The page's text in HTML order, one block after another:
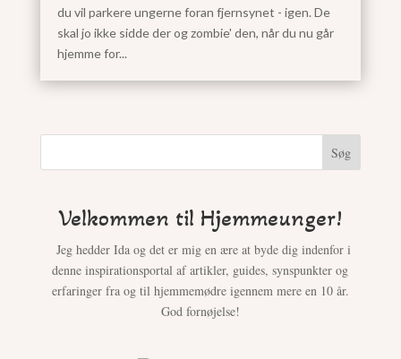
du vil parkere ungerne foran fjernsynet - igen. De
skal jo ikke sidde der og zombie' den, når du nu går
hjemme for...
Søg
Velkommen til Hjemmeunger!
Jeg hedder Ida og det er mig en ære at byde dig indenfor i
denne inspirationsportal af artikler, guides, synspunkter og
erfaringer fra og til hjemmemødre igennem mere en 10 år.
God fornøjelse!